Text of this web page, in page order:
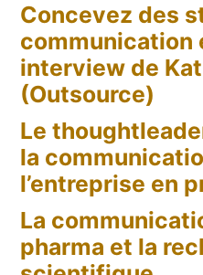
(dans
le
pied)
Concevez des
communication
interview de
(Outsource)
Le
la
l’entreprise en
La
pharma et la